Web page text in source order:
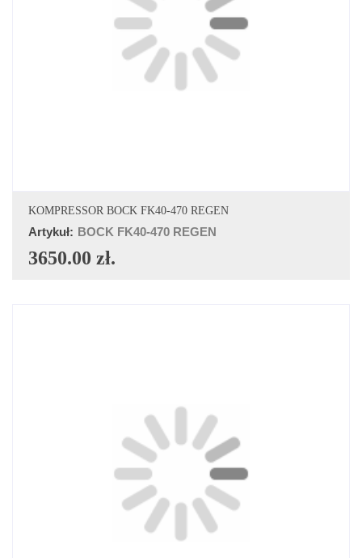
DODAJ DO KOSZYKA
KOMPRESSOR BOCK FK40-470 REGEN
Artykuł: BOCK FK40-470 REGEN
3650.00 zł.